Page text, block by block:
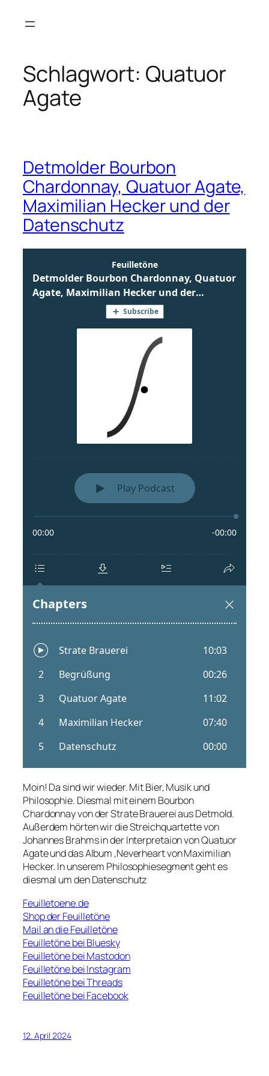
Inhalt
Schlagwort: Quatuor
Agate
Detmolder Bourbon
Chardonnay, Quatuor Agate,
Maximilian Hecker und der
Datenschutz
Moin! Da sind wir wieder. Mit Bier, Musik und
Philosophie. Diesmal mit einem Bourbon
Chardonnay von der Strate Brauerei aus Detmold.
Außerdem hörten wir die Streichquartette von
Johannes Brahms in der Interpretaion von Quatuor
Agate und das Album ‚Neverheart von Maximilian
Hecker. In unserem Philosophiesegment geht es
diesmal um den Datenschutz
Feuilletoene.de
Shop der Feuilletöne
Mail an die Feuilletöne
Feuilletöne bei Bluesky
Feuilletöne bei Mastodon
Feuilletöne bei Instagram
Feuilletöne bei Threads
Feuilletöne bei Facebook
12. April 2024